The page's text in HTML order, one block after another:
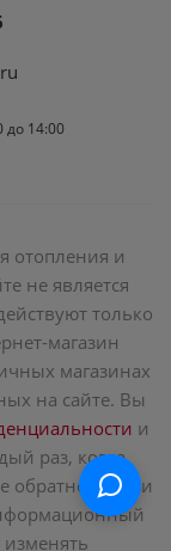
до 14:00
отопления и
не является
только
магазин
магазинах
на сайте. Вы
и
раз, когда
обратной связи
изменять